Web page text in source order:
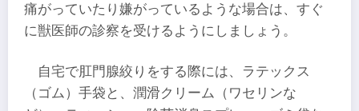
痛がっていたり嫌がっているような場合は、すぐ
に獣医師の診察を受けるようにしましょう。
自宅で肛門腺絞りをする際には、ラテックス
（ゴム）手袋と、潤滑クリーム（ワセリンな